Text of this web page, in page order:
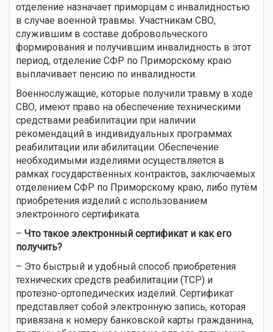
отделение назначает приморцам с инвалидностью
в случае военной травмы. Участникам СВО,
служившим в составе добровольческого
формирования и получившим инвалидность в этот
период, отделение СФР по Приморскому краю
выплачивает пенсию по инвалидности.
Военнослужащие, которые получили травму в ходе
СВО, имеют право на обеспечение техническими
средствами реабилитации при наличии
рекомендаций в индивидуальных программах
реабилитации или абилитации. Обеспечение
необходимыми изделиями осуществляется в
рамках государственных контрактов, заключаемых
отделением СФР по Приморскому краю, либо путём
приобретения изделий с использованием
электронного сертификата.
– Что такое электронный сертификат и как его
получить?
– Это быстрый и удобный способ приобретения
технических средств реабилитации (ТСР) и
протезно-ортопедических изделий. Сертификат
представляет собой электронную запись, которая
привязана к номеру банковской карты гражданина,